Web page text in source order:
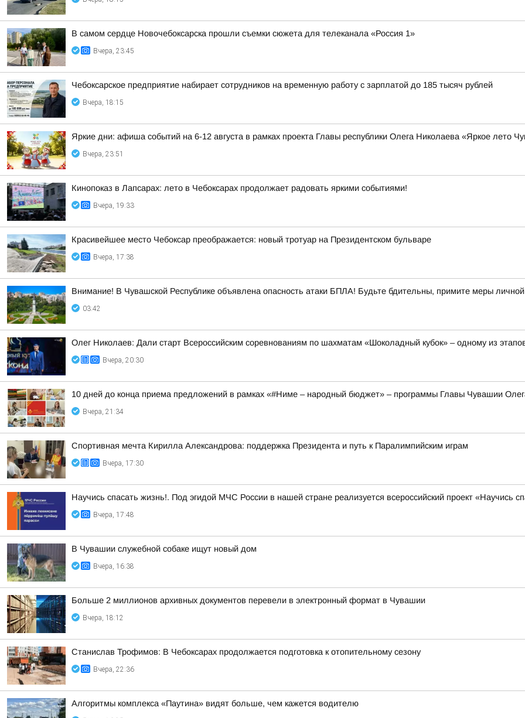
В самом сердце Новочебоксарска прошли съемки сюжета для телеканала «Россия 1»
Вчера, 23:45
Чебоксарское предприятие набирает сотрудников на временную работу с зарплатой до 185 тысяч рублей
Вчера, 18:15
Яркие дни: афиша событий на 6-12 августа в рамках проекта Главы республики Олега Николаева «Яркое лето
Вчера, 23:51
Кинопоказ в Лапсарах: лето в Чебоксарах продолжает радовать яркими событиями!
Вчера, 19:33
Красивейшее место Чебоксар преображается: новый тротуар на Президентском бульваре
Вчера, 17:38
Внимание! В Чувашской Республике объявлена опасность атаки БПЛА! Будьте бдительны, примите меры личной
03:42
Олег Николаев: Дали старт Всероссийским соревнованиям по шахматам «Шоколадный кубок» – одному из
Вчера, 20:30
10 дней до конца приема предложений в рамках «#Ниме – народный бюджет» – программы Главы Чувашии
Вчера, 21:34
Спортивная мечта Кирилла Александрова: поддержка Президента и путь к Паралимпийским играм
Вчера, 17:30
Научись спасать жизнь!. Под эгидой МЧС России в нашей стране реализуется всероссийский проект «Научись
Вчера, 17:48
В Чувашии служебной собаке ищут новый дом
Вчера, 16:38
Больше 2 миллионов архивных документов перевели в электронный формат в Чувашии
Вчера, 18:12
Станислав Трофимов: В Чебоксарах продолжается подготовка к отопительному сезону
Вчера, 22:36
Алгоритмы комплекса «Паутина» видят больше, чем кажется водителю